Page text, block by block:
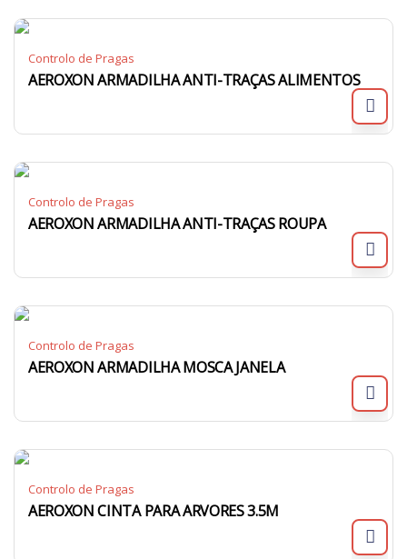
Controlo de Pragas
AEROXON ARMADILHA ANTI-TRAÇAS ALIMENTOS
Controlo de Pragas
AEROXON ARMADILHA ANTI-TRAÇAS ROUPA
Controlo de Pragas
AEROXON ARMADILHA MOSCA JANELA
Controlo de Pragas
AEROXON CINTA PARA ARVORES 3.5M